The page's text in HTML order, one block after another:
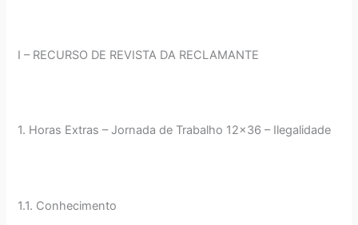
I – RECURSO DE REVISTA DA RECLAMANTE
1. Horas Extras – Jornada de Trabalho 12x36 – Ilegalidade
1.1. Conhecimento